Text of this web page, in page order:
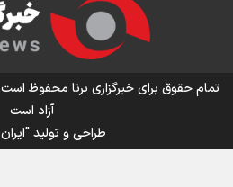
اینفو برنا/ میزان مالیات بر ارزش
تمام حقوق برای خبرگزاری برنا محفوظ
آزاد است
طراحی و تولید